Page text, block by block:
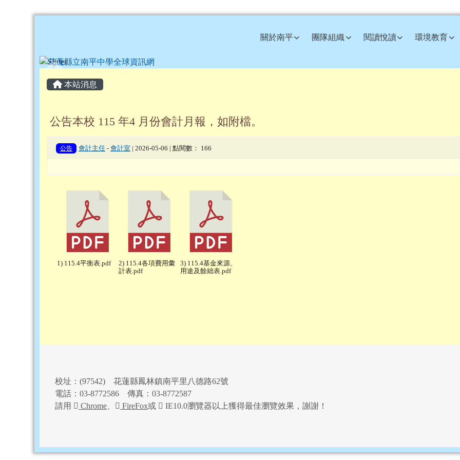
花蓮縣立南平中學全球資訊網關於南平 團隊組織 閱讀悅讀 環境教育
主內容區域
本站消息
公告本校 115 年4 月份會計月報，如附檔。
公告 會計主任- 會計室 | 2026-05-06 | 點閱數： 166
1) 115.4平衡表.pdf
2) 115.4各項費用彙
計表.pdf
3) 115.4基金來源、
用途及餘絀表.pdf
頁尾區域
頁尾區域內容
校址：(97542) 花蓮縣鳳林鎮南平里八德路62號
電話：03-8772586 傳真：03-8772587
請用
Chrome FireFox或 IE10.0瀏覽器以上獲得最佳瀏覽效果，謝謝！